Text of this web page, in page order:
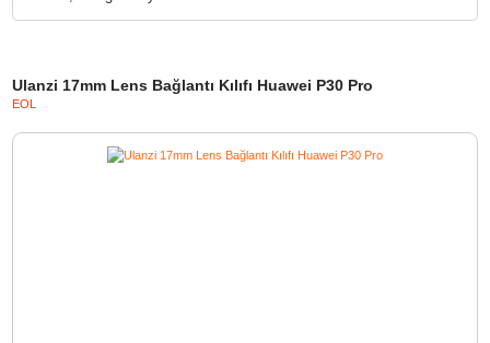
Ulanzi 17mm Lens Bağlantı Kılıfı Huawei P30 Pro
EOL